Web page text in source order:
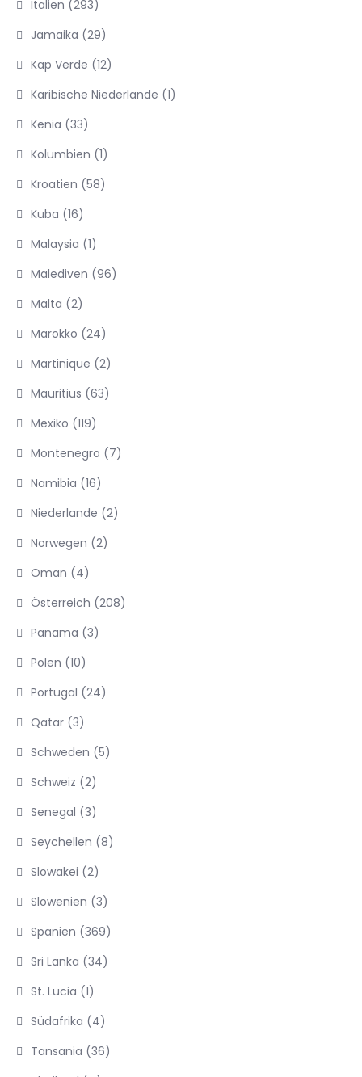
Italien (293)
Jamaika (29)
Kap Verde (12)
Karibische Niederlande (1)
Kenia (33)
Kolumbien (1)
Kroatien (58)
Kuba (16)
Malaysia (1)
Malediven (96)
Malta (2)
Marokko (24)
Martinique (2)
Mauritius (63)
Mexiko (119)
Montenegro (7)
Namibia (16)
Niederlande (2)
Norwegen (2)
Oman (4)
Österreich (208)
Panama (3)
Polen (10)
Portugal (24)
Qatar (3)
Schweden (5)
Schweiz (2)
Senegal (3)
Seychellen (8)
Slowakei (2)
Slowenien (3)
Spanien (369)
Sri Lanka (34)
St. Lucia (1)
Südafrika (4)
Tansania (36)